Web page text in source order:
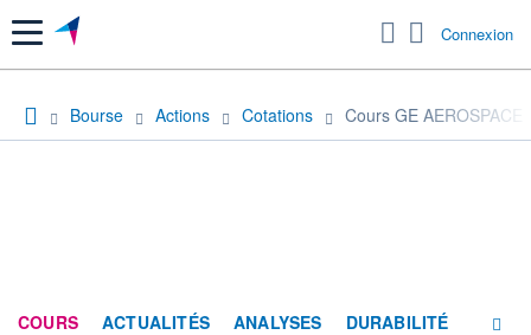
Menu Connexion
Bourse Actions Cotations Cours GE AEROSPACE
COURS ACTUALITÉS ANALYSES DURABILITÉ